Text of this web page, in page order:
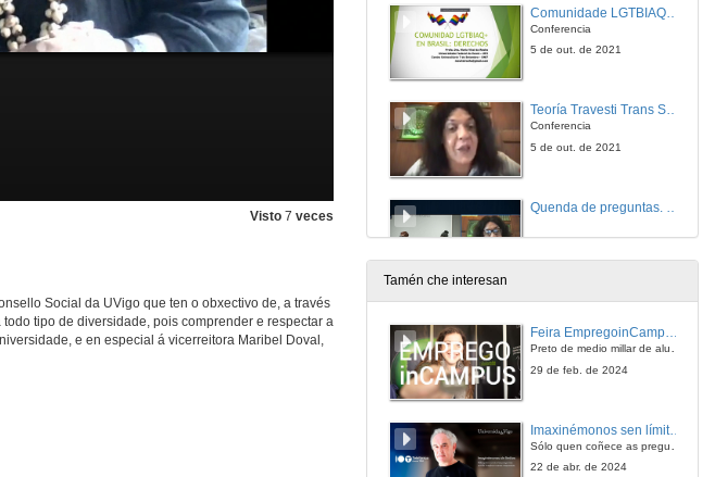
Visto 7 veces
Social da UVigo que ten o obxectivo de, a través
tipo de diversidade, pois comprender e respectar a
e en especial á vicerreitora Maribel Doval,
Conferencia
5 de out. de 2021
Teoría Travesti Trans Sudaca
Conferencia
5 de out. de 2021
Transexualidad e transgenerismo. Unha aproximación teórica e etnográfica
5 de out. de 2021
5 de out. de 2021
Tamén che interesan
Feira EmpregoinCampus Vigo 2024
Preto de medio millar de alumnas e alumnos buscan coñecer máis de preto as oportunidades que lles achegan as arredor de medio cento de empresas que participan na edición viguesa da feira. Xunto coa visita aos stands, durante a feria desenvólvense varias actividades complementarias, como obradoiros, conversas, mesas redondas ou o pasaporte de empregabilidade, un espazo no que poderán recibir asesoramento sobre o seu CV.
29 de feb. de 2024
Sólo quen coñece as preguntas pode imaxinar novas respostas
22 de abr. de 2024